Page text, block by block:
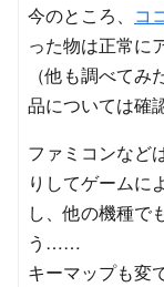
今のところ、 コ
った物は正常に
（他も調べて
品については確
ファミコンなど
りしてゲームに
し、他の機種で
う……
キーマップも変